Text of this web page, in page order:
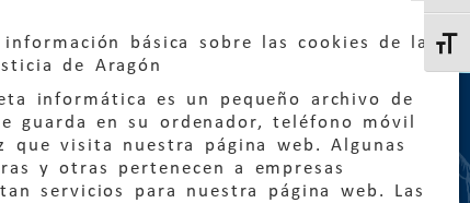
básica sobre las cookies de la
de Aragón
informática es un pequeño archivo de
guarda en su ordenador, teléfono móvil
que visita nuestra página web. Algunas
y otras pertenecen a empresas
servicios para nuestra página web. Las